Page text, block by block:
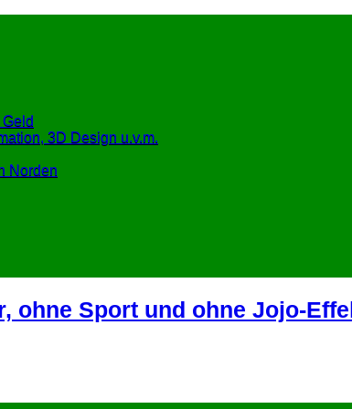
3D Design u.v.m.
Norden
ohne Sport und ohne Jojo-